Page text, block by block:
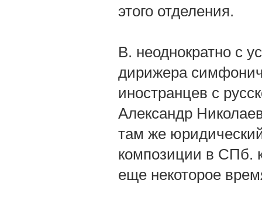
этого отделения.
В. неоднократно с
дирижера
иностранцев с
Александр
там же
композиции в СПб.
еще некоторое